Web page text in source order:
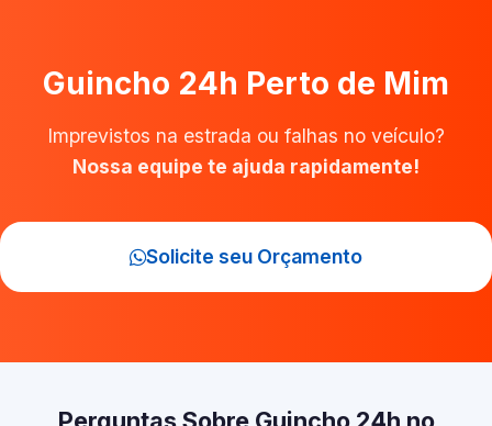
Guincho 24h Perto de Mim
Imprevistos na estrada ou falhas no veículo?
Nossa equipe te ajuda rapidamente!
Solicite seu Orçamento